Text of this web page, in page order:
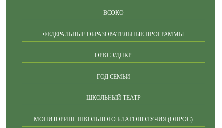
ВСОКО
ФЕДЕРАЛЬНЫЕ ОБРАЗОВАТЕЛЬНЫЕ ПРОГРАММЫ
ОРКСЭ/ДНКР
ГОД СЕМЬИ
ШКОЛЬНЫЙ ТЕАТР
МОНИТОРИНГ ШКОЛЬНОГО БЛАГОПОЛУЧИЯ (ОПРОС)